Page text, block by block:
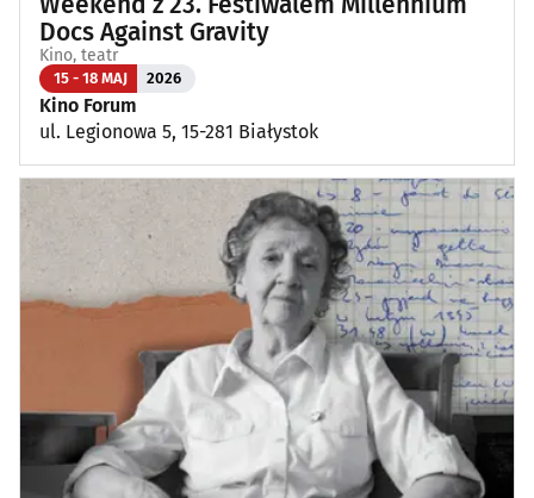
Docs Against Gravity
Kino, teatr
15 - 18 MAJ 2026
Kino Forum
ul. Legionowa 5, 15-281 Białystok